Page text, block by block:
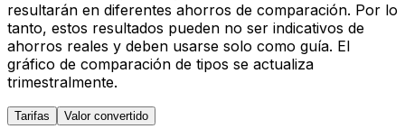
resultarán en diferentes ahorros de comparación. Por lo
tanto, estos resultados pueden no ser indicativos de
ahorros reales y deben usarse solo como guía. El
gráfico de comparación de tipos se actualiza
trimestralmente.
Tarifas Valor convertido